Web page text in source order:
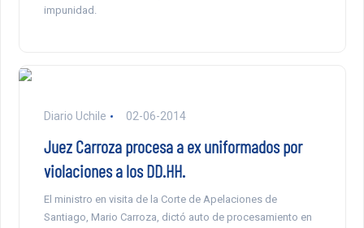
impunidad.
Diario Uchile 02-06-2014
Juez Carroza procesa a ex uniformados por
violaciones a los DD.HH.
El ministro en visita de la Corte de Apelaciones de
Santiago, Mario Carroza, dictó auto de procesamiento en